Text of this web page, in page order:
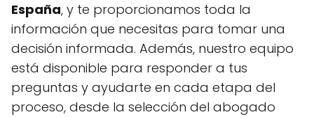
España, y te proporcionamos toda la
información que necesitas para tomar una
decisión informada. Además, nuestro equipo
está disponible para responder a tus
preguntas y ayudarte en cada etapa del
proceso, desde la selección del abogado